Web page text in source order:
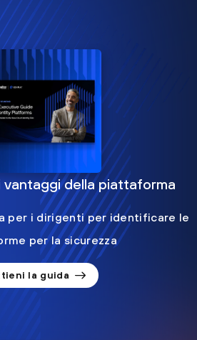
vantaggi della piattaforma
per i dirigenti per identificare le
per la sicurezza
la guida